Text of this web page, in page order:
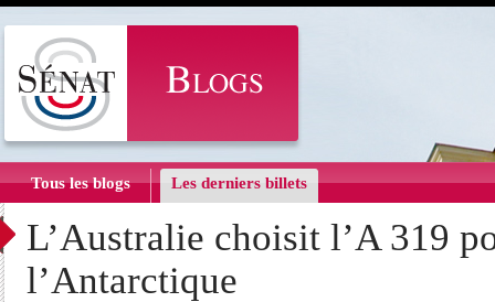
Tous les blogs Les derniers billets
L’Australie choisit l’A 319
l’Antarctique